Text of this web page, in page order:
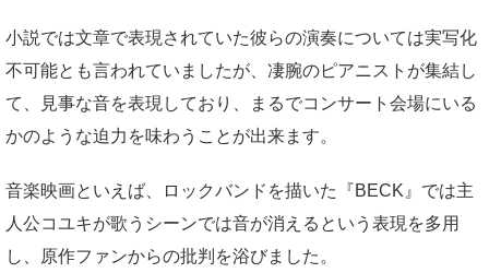
小説では文章で表現されていた彼らの演奏については実写化
不可能とも言われていましたが、凄腕のピアニストが集結し
て、見事な音を表現しており、まるでコンサート会場にいる
かのような迫力を味わうことが出来ます。
音楽映画といえば、ロックバンドを描いた『BECK』では主
人公コユキが歌うシーンでは音が消えるという表現を多用
し、原作ファンからの批判を浴びました。